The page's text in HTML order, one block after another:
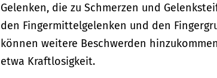
Gelenken, die zu Schmerzen und
den Fingermittelgelenken und den
können weitere Beschwerden
etwa Kraftlosigkeit.